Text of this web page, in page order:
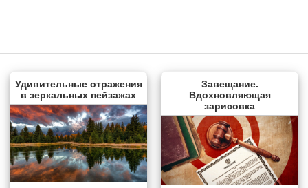
Удивительные отражения
в зеркальных пейзажах
Завещание.
Вдохновляющая
зарисовка